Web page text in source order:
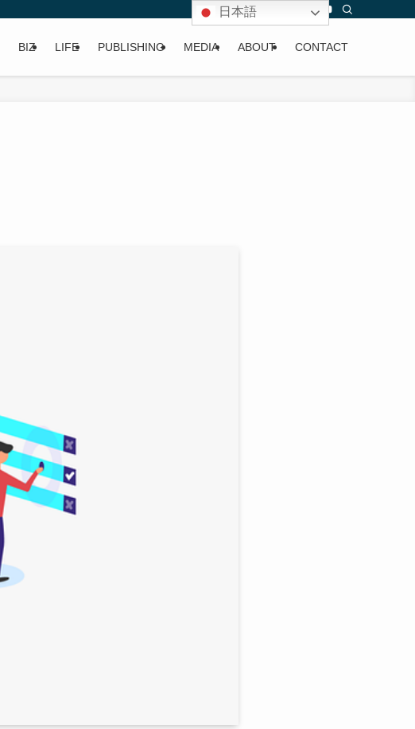
BIZ LIFE PUBLISHING MEDIA ABOUT CONTACT
日本語